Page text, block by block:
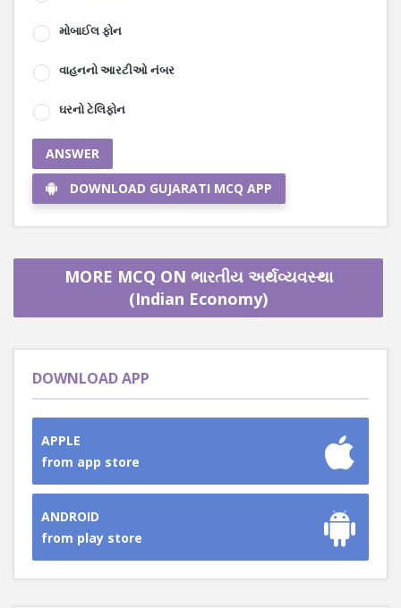
મોબાઈલ ફોન
વાહનનો આરટીઓ નંબર
ઘરનો ટેલિફોન
ANSWER
DOWNLOAD GUJARATI MCQ APP
MORE MCQ ON ભારતીય અર્થવ્યવસ્થા
(Indian Economy)
DOWNLOAD APP
APPLE
from app store
ANDROID
from play store